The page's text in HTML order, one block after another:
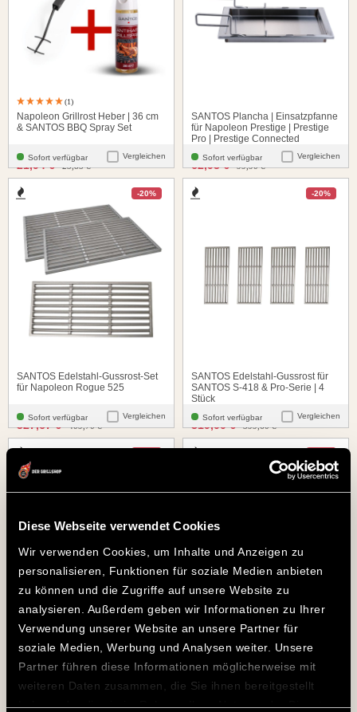
Diese Webseite verwendet Cookies
Wir verwenden Cookies, um Inhalte und Anzeigen zu
personalisieren, Funktionen für soziale Medien anbieten
zu können und die Zugriffe auf unsere Website zu
analysieren. Außerdem geben wir Informationen zu Ihrer
Verwendung unserer Website an unsere Partner für
soziale Medien, Werbung und Analysen weiter. Unsere
Partner führen diese Informationen möglicherweise mit
weiteren Daten zusammen, die Sie ihnen bereitgestellt
haben oder die sie im Rahmen Ihrer Nutzung der Dienste
(1)
Napoleon Grillrost Heber | 36 cm
& SANTOS BBQ Spray Set
21,94 € santosgrills-theme.listing.formerPrice:
23,85 €
Sofort verfügbar Vergleichen
SANTOS Plancha | Einsatzpfanne
für Napoleon Prestige | Prestige
Pro | Prestige Connected
62,93 € santosgrills-
99,90 €
Sofort verfügbar Vergleichen
-20%
SANTOS Edelstahl-Gussrost-Set
für Napoleon Rogue 525
327,67 € santosgrills-theme.listing.formerPrice:
409,70 €
Sofort verfügbar Vergleichen
-20%
SANTOS Edelstahl-Gussrost für
SANTOS S-418 & Pro-Serie | 4
Stück
319,00 € santosgrills-
399,60 €
Sofort verfügbar Vergleichen
SANTOS Edelstahl-Gussrost für
SANTOS S-318 & Pro-Serie | 3
239,76 € santosgrills-theme.listing.formerPrice:
299,70 €
SANTOS Edelstahl-Gussrost für
Broil King Baron 420 | 4 Stück
319,00 € santosgrills-
399,60 €